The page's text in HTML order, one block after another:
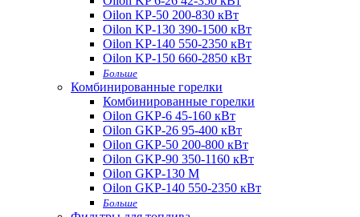
Oilon KP-50 200-830 кВт
Oilon KP-130 390-1500 кВт
Oilon KP-140 550-2350 кВт
Oilon KP-150 660-2850 кВт
Больше
Комбинированные горелки
Комбинированные горелки
Oilon GKP-6 45-160 кВт
Oilon GKP-26 95-400 кВт
Oilon GKP-50 200-800 кВт
Oilon GKP-90 350-1160 кВт
Oilon GKP-130 M
Oilon GKP-140 550-2350 кВт
Больше